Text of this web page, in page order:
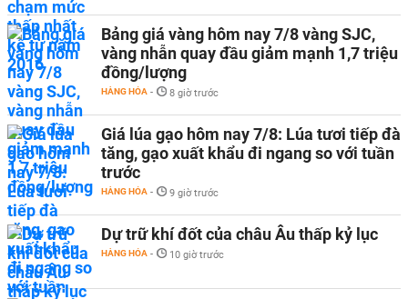
Bảng giá vàng hôm nay 7/8 vàng SJC,
vàng nhẫn quay đầu giảm mạnh 1,7 triệu
đồng/lượng
HÀNG HÓA - 8 giờ trước
Giá lúa gạo hôm nay 7/8: Lúa tươi tiếp đà
tăng, gạo xuất khẩu đi ngang so với tuần
trước
HÀNG HÓA - 9 giờ trước
Dự trữ khí đốt của châu Âu thấp kỷ lục
HÀNG HÓA - 10 giờ trước